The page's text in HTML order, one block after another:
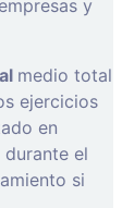
y
medio total
ejercicios
en
el
si